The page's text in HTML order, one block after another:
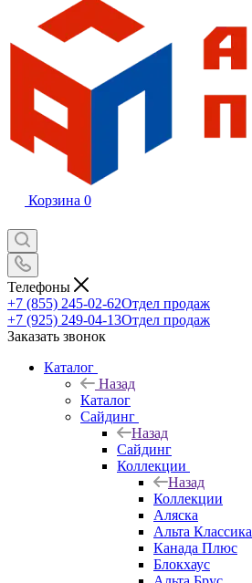
Корзина 0
Телефоны
+7 (855) 245-02-62Отдел продаж
+7 (925) 249-04-13Отдел продаж
Заказать звонок
Каталог
Назад
Каталог
Сайдинг
Назад
Сайдинг
Коллекции
Назад
Коллекции
Аляска
Альта Классика
Канада Плюс
Блокхаус